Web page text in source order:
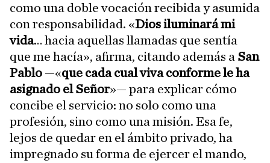
como una doble vocación recibida y asumida
con responsabilidad. «Dios iluminará mi
vida… hacia aquellas llamadas que sentía
que me hacía», afirma, citando además a San
Pablo —«que cada cual viva conforme le ha
asignado el Señor»— para explicar cómo
concibe el servicio: no solo como una
profesión, sino como una misión. Esa fe,
lejos de quedar en el ámbito privado, ha
impregnado su forma de ejercer el mando,